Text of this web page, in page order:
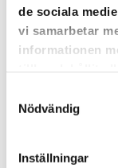
de sociala
vi samarbetar
informationen
Nödvändig
Inställningar